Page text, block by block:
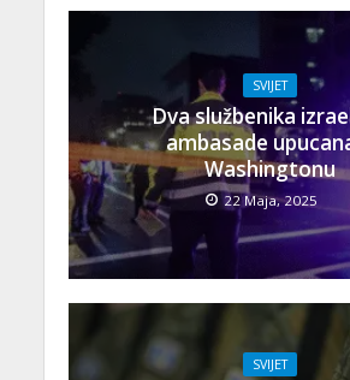
SVIJET
Dva službenika
ambasade
Washingtonu
22 Maja, 2025
SVIJET